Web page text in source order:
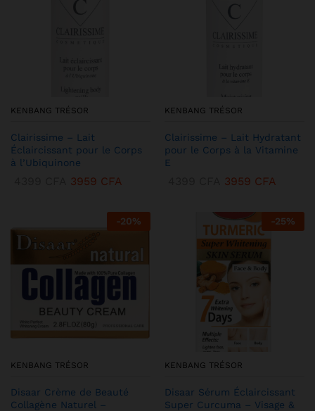
KENBANG TRÉSOR
Clairissime – Lait
Éclaircissant pour le Corps
à l’Ubiquinone
3959 CFA
KENBANG TRÉSOR
Clairissime – Lait Hydratant
pour le Corps à la Vitamine
E
3959 CFA
-20%
KENBANG TRÉSOR
Disaar Crème de Beauté
Collagène Naturel –
-25%
KENBANG TRÉSOR
Disaar Sérum Éclaircissant
Super Curcuma – Visage &